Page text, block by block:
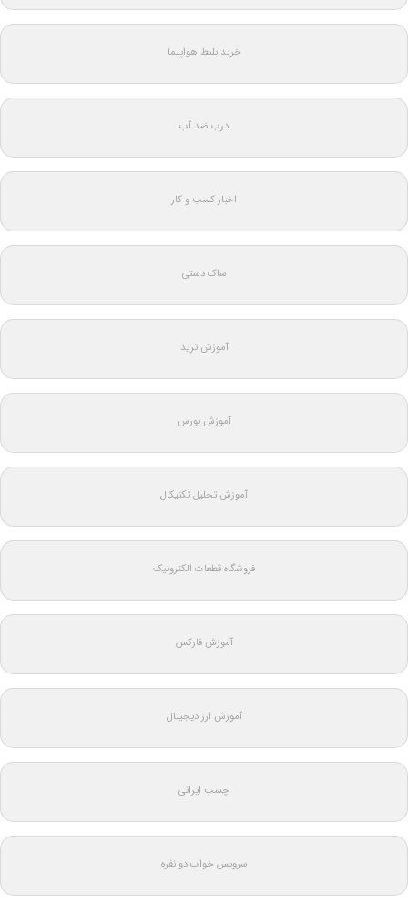
خرید بلیط هواپیما
درب ضد آب
اخبار کسب و کار
ساک دستی
آموزش ترید
آموزش بورس
آموزش تحلیل تکنیکال
فروشگاه قطعات الکترونیک
آموزش فارکس
آموزش ارز دیجیتال
چسب ایرانی
سرویس خواب دو نفره